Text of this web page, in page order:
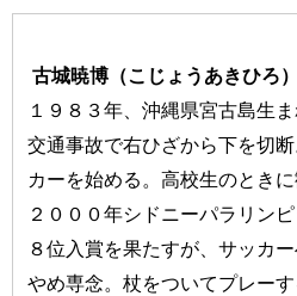
古城暁博（こじょうあきひろ）
１９８３年、沖縄県宮古島生
交通事故で右ひざから下を切
カーを始める。高校生のとき
２０００年シドニーパラリン
８位入賞を果たすが、サッカ
やめ専念。杖をついてプレー